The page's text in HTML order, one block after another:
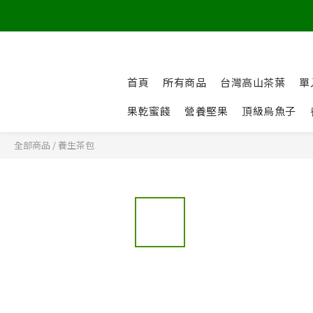
首頁 所有商品 台灣高山茶葉
單
果乾蜜餞
營養堅果 頂級烏魚子
全部商品 / 養生茶包